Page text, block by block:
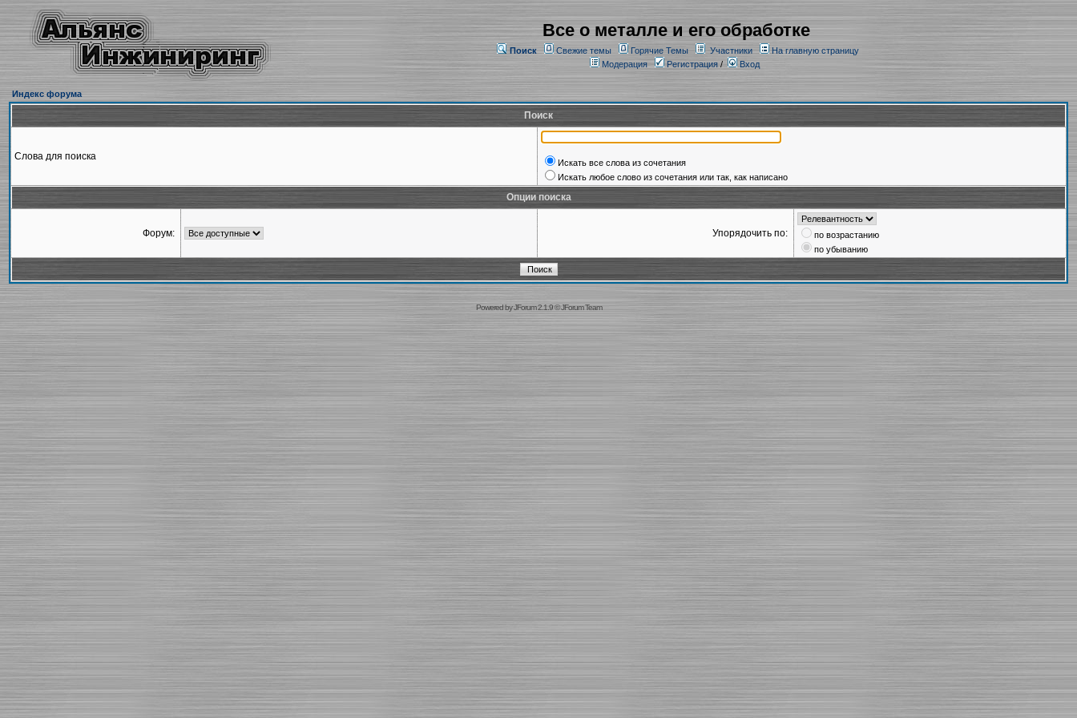
Все о металле и его обработке
Поиск Свежие темы Горячие Темы Участники
На главную страницу
Модерация
Регистрация/ Вход
Индекс форума
Поиск
Слова для поиска
Искать все слова из сочетания
Искать любое слово из сочетания или так, как написано
Опции поиска
Форум: Упорядочить по:
по возрастанию
по убыванию
Powered byJForum 2.1.9©JForum Team